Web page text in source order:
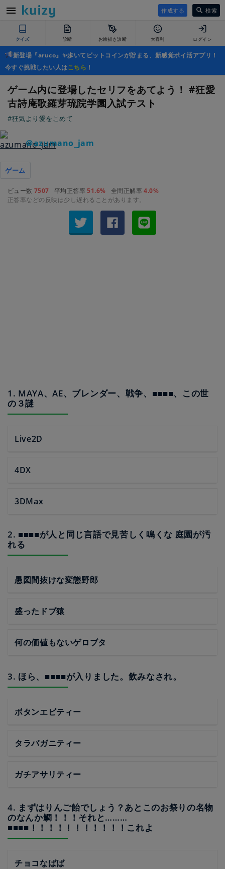
作成する 検索
クイズ 診断 お絵描き診断 大喜利 ログイン
新登場『aruco』✨歩いてビットコインが貯まる、新感覚ポイ活アプリ！
今すぐ挑戦したい人はこちら ！
ゲーム内に登場したセリフをあてよう！ #狂愛
古詩庵歌羅芽琉院学園入試テスト
#狂気より愛をこめて
＠azumano_jam
ゲーム
ビュー数 7507 平均正答率51.6% 全問正解率4.0%
正答率などの反映は少し遅れることがあります。
1. MAYA、AE、ブレンダー、戦争、■■■■、この世
の３謎
Live2D
4DX
3DMax
2. ■■■■が人と同じ言語で見苦しく鳴くな 庭園が汚
れる
愚図間抜けな変態野郎
盛ったドブ猿
何の価値もないゲロブタ
3. ほら、■■■■が入りました。飲みなされ。
ボタンエビティー
タラバガニティー
ガチアサリティー
4. まずはりんご飴でしょう？あとこのお祭りの名物
のなんか鯛！！！それと………
■■■■！！！！！！！！！！！これよ
チョコなばば